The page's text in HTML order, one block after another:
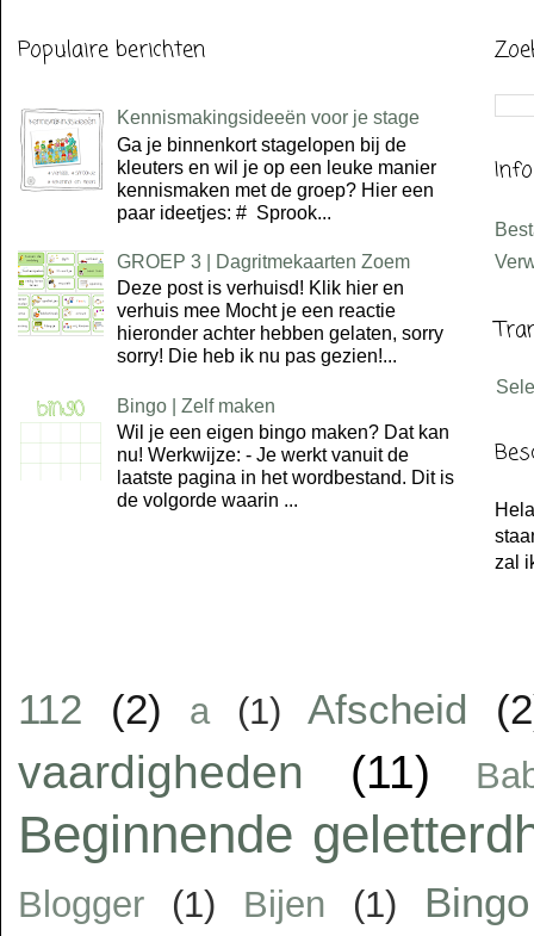
Populaire berichten
Kennismakingsideeën voor je stage
Ga je binnenkort stagelopen bij de
kleuters en wil je op een leuke manier
kennismaken met de groep? Hier een
paar ideetjes: # Sprook...
GROEP 3 | Dagritmekaarten Zoem
Deze post is verhuisd! Klik hier en
verhuis mee Mocht je een reactie
hieronder achter hebben gelaten, sorry
sorry! Die heb ik nu pas gezien!...
Bingo | Zelf maken
Wil je een eigen bingo maken? Dat kan
nu! Werkwijze: - Je werkt vanuit de
laatste pagina in het wordbestand. Dit is
de volgorde waarin ...
zal
112 (2) a (1) Afscheid
vaardigheden (11)
Beginnende
Blogger (1) Bijen (1) Bingo